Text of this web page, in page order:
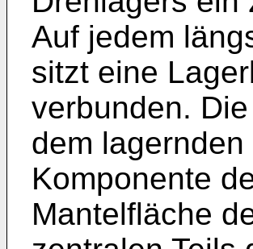
Auf jedem
sitzt eine
verbunden.
dem
Komponente
Mantelfläche